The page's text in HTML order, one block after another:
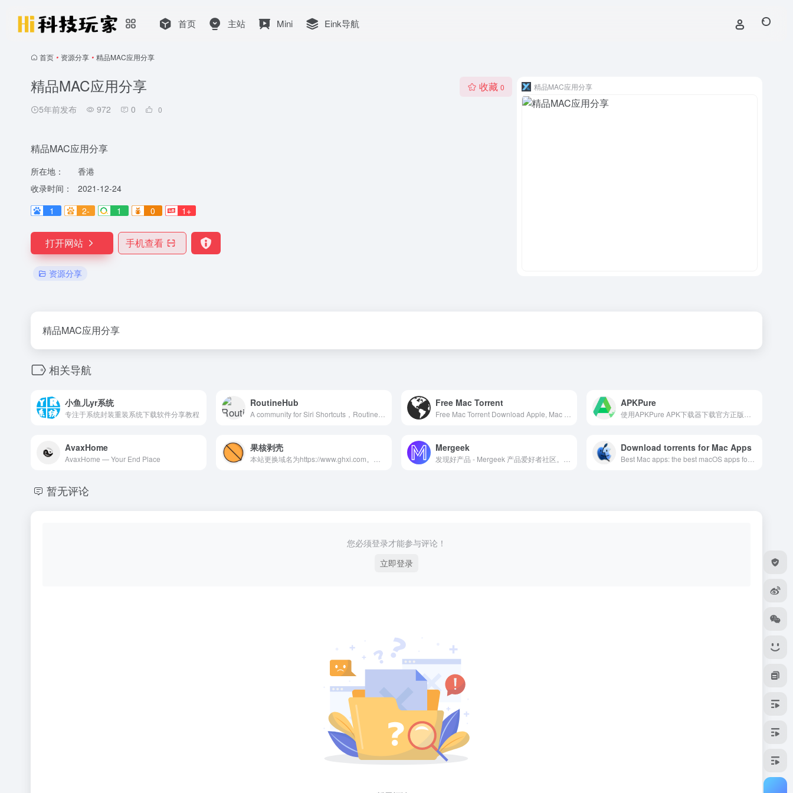
首页 主站 Mini Eink导航
首页 • 资源分享 • 精品MAC应用分享
精品MAC应用分享
5年前发布 972 0 0
收藏 0
精品MAC应用分享
所在地：
香港
收录时间：
2021-12-24
1
2- 1 0 1+
打开网站 手机查看
资源分享
精品MAC应用分享
精品MAC应用分享
相关导航
小鱼儿yr系统
专注于系统封装重装系统下载软件分享教程
RoutineHub Free Mac Torrent APKPure
AvaxHome
AvaxHome — Your End Place
果核剥壳 Mergeek Download torrents for Mac Apps
暂无评论
您必须登录才能参与评论！
立即登录